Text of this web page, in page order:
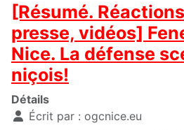
[Résumé.
presse, vidéos]
Nice. La défense
niçois!
Détails
Écrit par : ogcnice.eu